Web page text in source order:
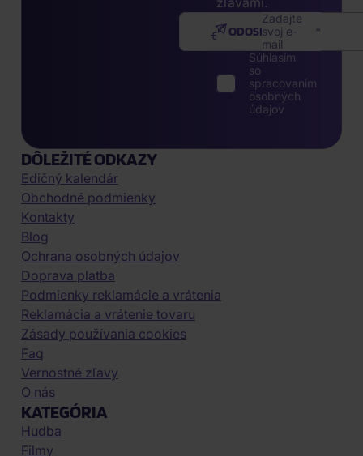
Zadajte
svoj e-
mail
ODOSLAŤ
Súhlasím
so
spracovaním
osobných
údajov
DÔLEŽITÉ ODKAZY
Edičný kalendár
Obchodné podmienky
Kontakty
Blog
Ochrana osobných údajov
Doprava platba
Podmienky reklamácie a vrátenia
Reklamácia a vrátenie tovaru
Zásady používania cookies
Faq
Vernostné zľavy
O nás
KATEGÓRIA
Hudba
Filmy